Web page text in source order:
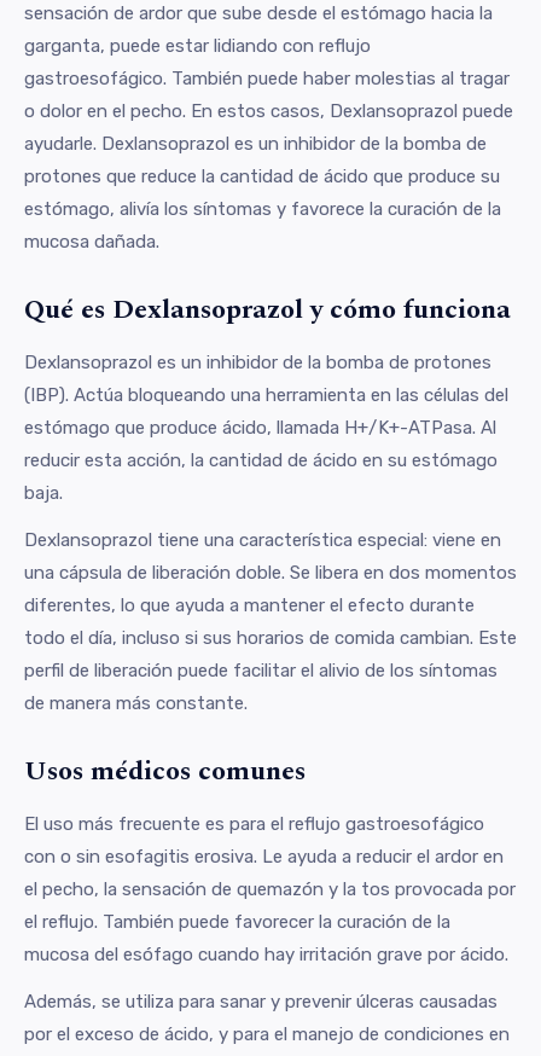
sensación de ardor que sube desde el estómago hacia la
garganta, puede estar lidiando con reflujo
gastroesofágico. También puede haber molestias al tragar
o dolor en el pecho. En estos casos, Dexlansoprazol puede
ayudarle. Dexlansoprazol es un inhibidor de la bomba de
protones que reduce la cantidad de ácido que produce su
estómago, alivía los síntomas y favorece la curación de la
mucosa dañada.
Qué es Dexlansoprazol y cómo funciona
Dexlansoprazol es un inhibidor de la bomba de protones
(IBP). Actúa bloqueando una herramienta en las células del
estómago que produce ácido, llamada H+/K+-ATPasa. Al
reducir esta acción, la cantidad de ácido en su estómago
baja.
Dexlansoprazol tiene una característica especial: viene en
una cápsula de liberación doble. Se libera en dos momentos
diferentes, lo que ayuda a mantener el efecto durante
todo el día, incluso si sus horarios de comida cambian. Este
perfil de liberación puede facilitar el alivio de los síntomas
de manera más constante.
Usos médicos comunes
El uso más frecuente es para el reflujo gastroesofágico
con o sin esofagitis erosiva. Le ayuda a reducir el ardor en
el pecho, la sensación de quemazón y la tos provocada por
el reflujo. También puede favorecer la curación de la
mucosa del esófago cuando hay irritación grave por ácido.
Además, se utiliza para sanar y prevenir úlceras causadas
por el exceso de ácido, y para el manejo de condiciones en